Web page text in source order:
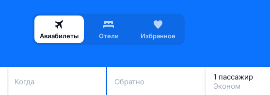
Авиабилеты Отели Избранное
Когда Обратно
1 пассажир
Эконом